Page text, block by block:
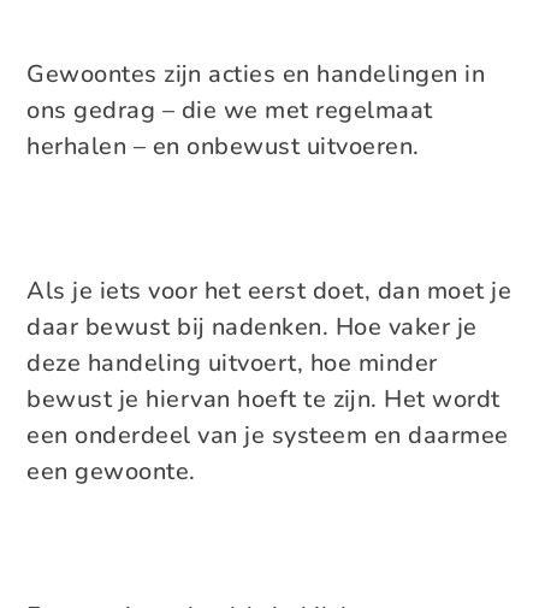
Gewoontes zijn acties en handelingen in
ons gedrag – die we met regelmaat
herhalen – en onbewust uitvoeren.
Als je iets voor het eerst doet, dan moet je
daar bewust bij nadenken. Hoe vaker je
deze handeling uitvoert, hoe minder
bewust je hiervan hoeft te zijn. Het wordt
een onderdeel van je systeem en daarmee
een gewoonte.